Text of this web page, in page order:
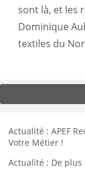
sont là, et les
Dominique
textiles du
Actualité : APEF
Votre Métier !
Actualité : De